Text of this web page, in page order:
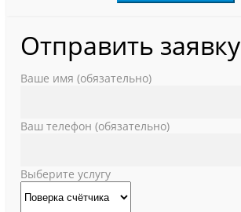
Отправить заявку
Ваше имя (обязательно)
Ваш телефон (обязательно)
Выберите услугу